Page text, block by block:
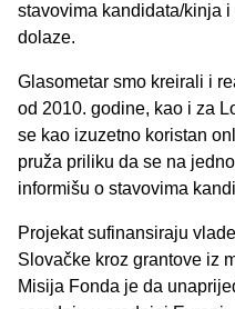
stavovima kandidata/kinja
dolaze.
Glasometar smo kreirali i
od 2010. godine, kao i za
se kao izuzetno koristan
pruža priliku da se na
informišu o stavovima
Projekat sufinansiraju
Slovačke kroz grantove iz
Misija Fonda je da